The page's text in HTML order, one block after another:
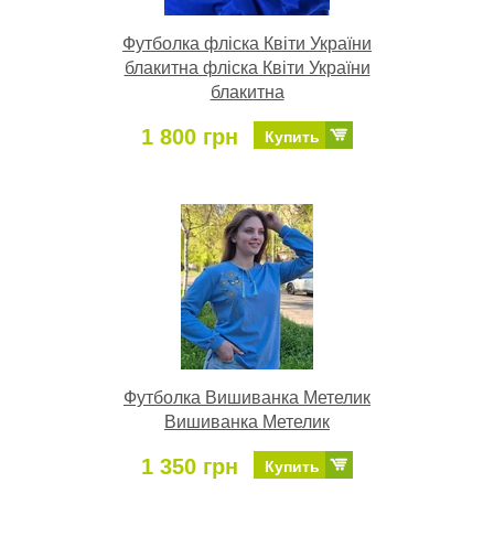
Футболка фліска Квіти України
блакитна фліска Квіти України
блакитна
1 800 грн Купить
Футболка Вишиванка Метелик
Вишиванка Метелик
1 350 грн Купить